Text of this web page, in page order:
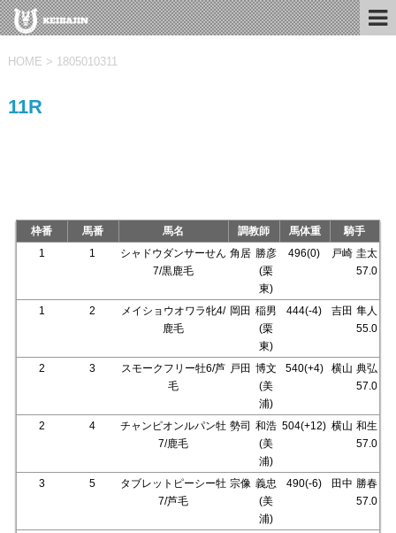
HOME > 1805010311
11R
枠番 馬番 馬名 調教師 馬体重
騎手
1
1
シャドウダンサーせん
7/黒鹿毛
角居 勝彦
(栗
東)
496(0) 戸崎 圭太
57.0
1 2
メイショウオワラ牝4/
鹿毛
岡田 稲男
(栗
東)
444(-4) 吉田 隼人
55.0
2 3
スモークフリー牡6/芦
毛
戸田 博文
(美
浦)
540(+4) 横山 典弘
57.0
2 4
チャンピオンルパン牡
7/鹿毛
勢司 和浩
(美
浦)
504(+12) 横山 和生
57.0
3 5
タブレットピーシー牡
7/芦毛
宗像 義忠
(美
浦)
490(-6) 田中 勝春
57.0